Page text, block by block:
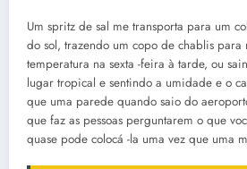
Um spritz de sal me transporta para um
do sol, trazendo um copo de chablis para
temperatura na sexta -feira à tarde, ou
lugar tropical e sentindo a umidade e o
que uma parede quando saio do
que faz as pessoas perguntarem o que
quase pode colocá -la uma vez que uma